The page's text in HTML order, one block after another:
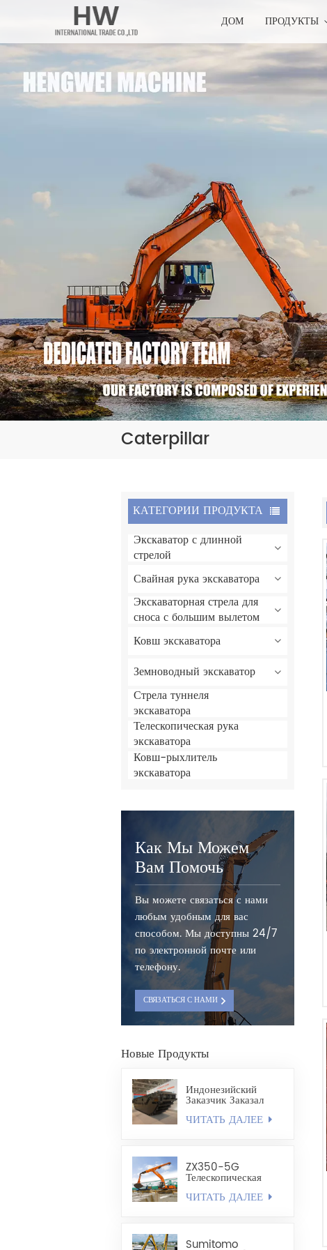
ДОМ ПРОДУКТЫ
Caterpillar
КАТЕГОРИИ ПРОДУКТА
Экскаватор с длинной
стрелой
Свайная рука экскаватора
Экскаваторная стрела для
сноса с большим вылетом
Ковш экскаватора
Земноводный экскаватор
Стрела туннеля
экскаватора
Телескопическая рука
экскаватора
Ковш-рыхлитель
экскаватора
Как Мы Можем
Вам Помочь
Вы можете связаться с нами
любым удобным для вас
способом. Мы доступны 24/7
по электронной почте или
телефону.
СВЯЗАТЬСЯ С НАМИ
Новые Продукты
Индонезийский
Заказчик Заказал
Плавающее Шасси
ЧИТАТЬ ДАЛЕЕ
ZX350-5G
Телескопическая
Изготовленный По
Ракушечного Типа
ЧИТАТЬ ДАЛЕЕ
Sumitomo